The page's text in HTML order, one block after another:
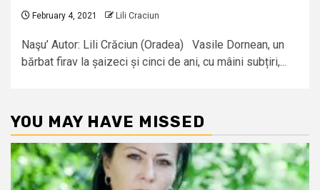
February 4, 2021 Lili Craciun
Naşu’ Autor: Lili Crăciun (Oradea) Vasile Dornean, un
bărbat firav la șaizeci și cinci de ani, cu mâini subțiri,...
YOU MAY HAVE MISSED